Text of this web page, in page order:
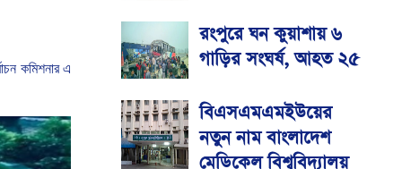
কমিশনার এ
রংপুরে ঘন কুয়াশায় ৬
গাড়ির সংঘর্ষ, আহত ২৫
বিএসএমএমইউয়ের
নতুন নাম বাংলাদেশ
মেডিকেল বিশ্ববিদ্যালয়